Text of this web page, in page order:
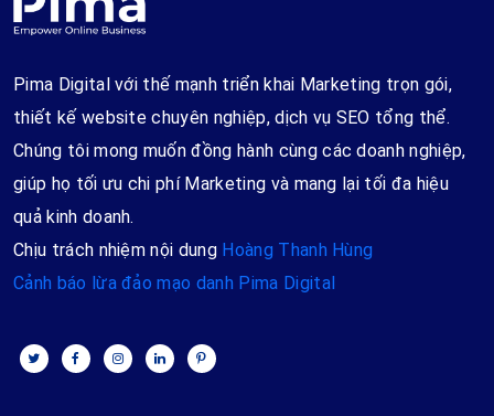
Pima Digital với thế mạnh triển khai Marketing trọn gói,
thiết kế website chuyên nghiệp, dịch vụ SEO tổng thể.
Chúng tôi mong muốn đồng hành cùng các doanh nghiệp,
giúp họ tối ưu chi phí Marketing và mang lại tối đa hiệu
quả kinh doanh.
Chịu trách nhiệm nội dung Hoàng Thanh Hùng
Cảnh báo lừa đảo mạo danh Pima Digital